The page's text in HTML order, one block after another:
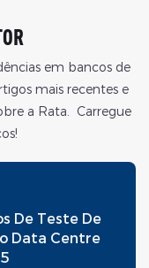
em bancos de
mais recentes e
a Rata. Carregue
De Teste De
Data Centre